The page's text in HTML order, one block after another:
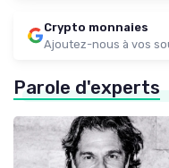
Crypto monnaies
Ajoutez-nous à vos
Parole d'experts